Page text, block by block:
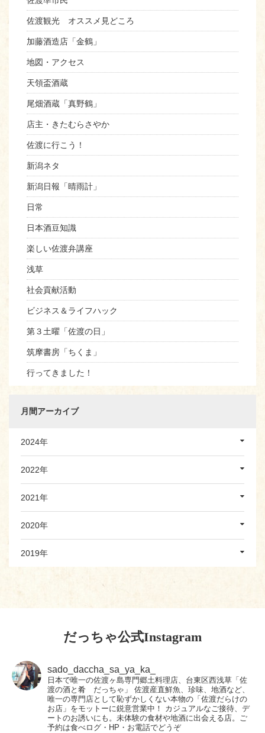
佐渡観光 オススメ見どころ
加藤酒造店「金鶴」
地図・アクセス
天領盃酒蔵
尾畑酒蔵「真野鶴」
店主・きたむらさやか
佐渡に行こう！
新潟ネタ
新潟日報「晴雨計」
日常
日本酒豆知識
楽しい佐渡弁講座
浅草
社会貢献活動
ビジネス＆ライフハック
第３土曜「佐渡の日」
筑摩書房「ちくま」
行ってきました！
月間アーカイブ
2024年
2022年
2021年
2020年
2019年
だっちゃ公式Instagram
sado_daccha_sa_ya_ka_
日本で唯一の佐渡ヶ島専門郷土料理店、台東区西浅草「佐
渡の酒と肴 だっちゃ」
佐渡産直鮮魚、珍味、地酒など、
唯一の専門店として恥ずかしくない本物の「佐渡だらけの
お店」をモットーに鋭意営業中！
カジュアルなご接待、デ
ートのお誘いにも。未体験の食材や地酒に出会える店。ご
予約は食べログ・HP・お電話でどうぞ